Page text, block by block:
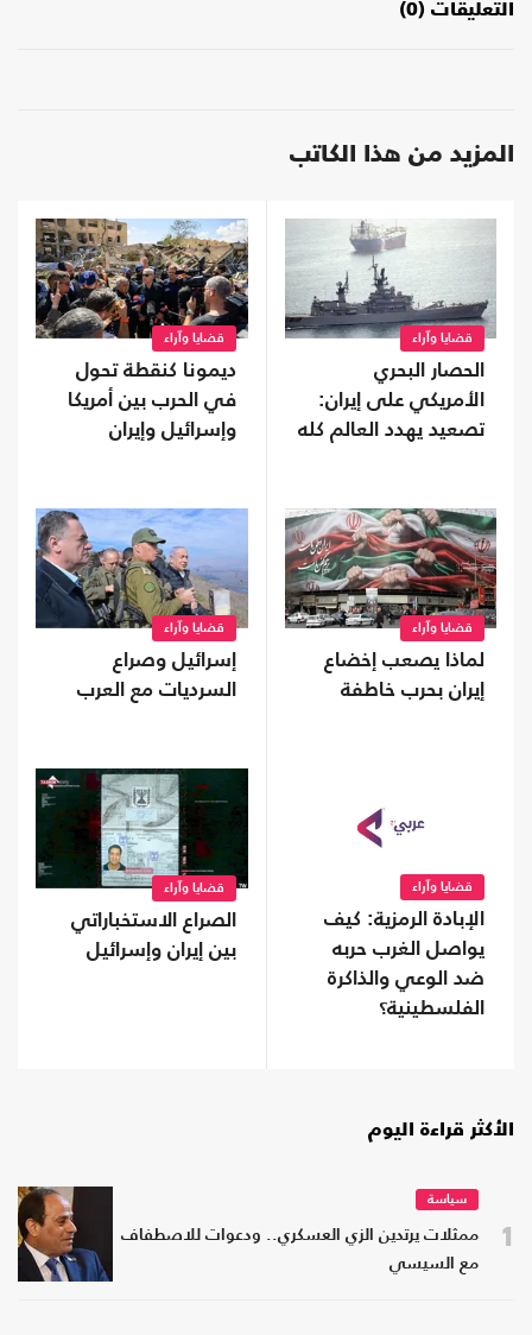
التعليقات (0)
المزيد من هذا الكاتب
قضايا وآراء
الحصار البحري
الأمريكي على إيران:
تصعيد يهدد العالم كله
قضايا وآراء
ديمونا كنقطة تحول
في الحرب بين أمريكا
وإسرائيل وإيران
قضايا وآراء
لماذا يصعب إخضاع
إيران بحرب خاطفة
قضايا وآراء
إسرائيل وصراع
السرديات مع العرب
قضايا وآراء
الإبادة الرمزية: كيف
يواصل الغرب حربه
ضد الوعي والذاكرة
الفلسطينية؟
قضايا وآراء
الصراع الاستخباراتي
بين إيران وإسرائيل
الأكثر قراءة اليوم
1
سياسة
ممثلات يرتدين الزي العسكري.. ودعوات للاصطفاف
مع السيسي